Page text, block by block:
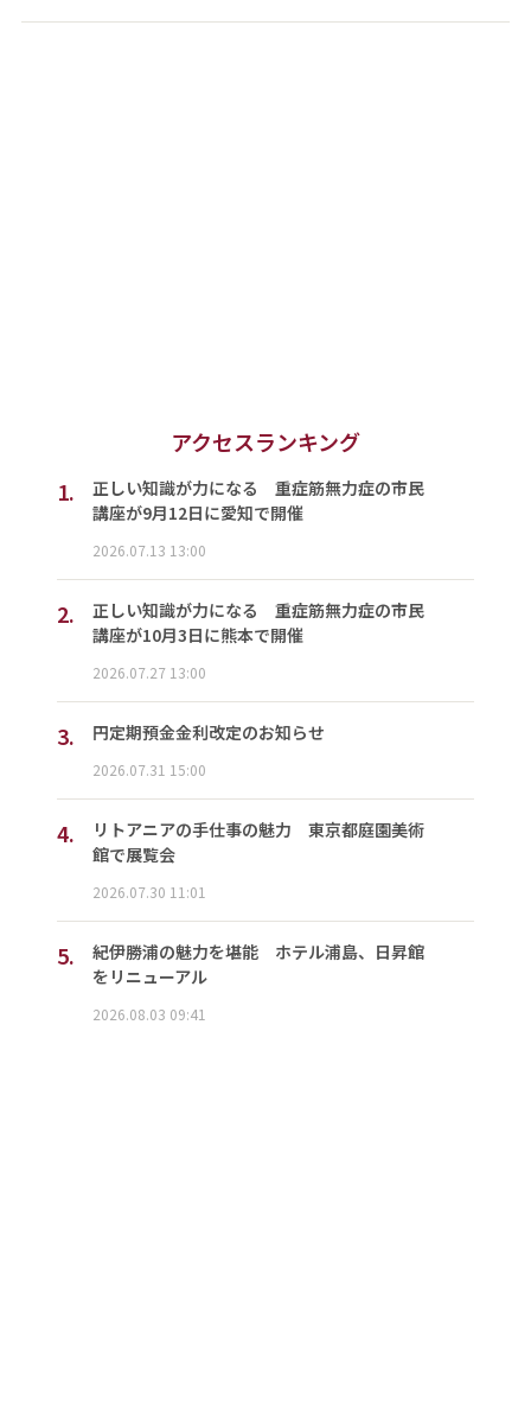
アクセスランキング
1.
正しい知識が力になる 重症筋無力症の市民
講座が9月12日に愛知で開催
2026.07.13 13:00
2.
正しい知識が力になる 重症筋無力症の市民
講座が10月3日に熊本で開催
2026.07.27 13:00
3. 円定期預金金利改定のお知らせ
2026.07.31 15:00
4.
リトアニアの手仕事の魅力 東京都庭園美術
館で展覧会
2026.07.30 11:01
5.
紀伊勝浦の魅力を堪能 ホテル浦島、日昇館
をリニューアル
2026.08.03 09:41